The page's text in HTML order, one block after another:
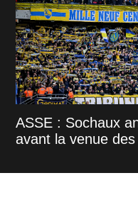
ASSE : Sochaux
avant la venue